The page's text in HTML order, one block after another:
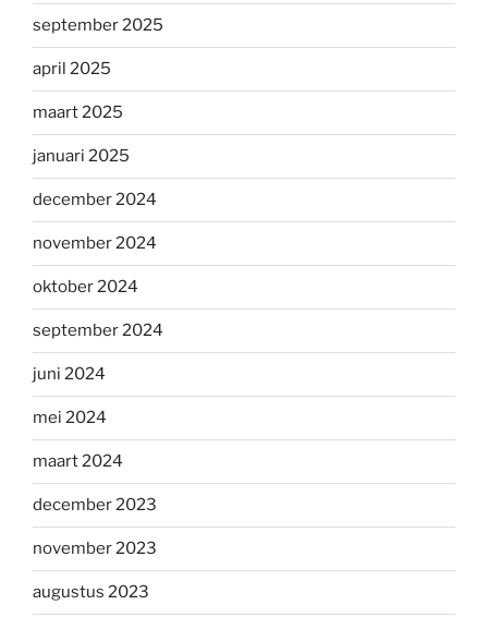
september 2025
april 2025
maart 2025
januari 2025
december 2024
november 2024
oktober 2024
september 2024
juni 2024
mei 2024
maart 2024
december 2023
november 2023
augustus 2023